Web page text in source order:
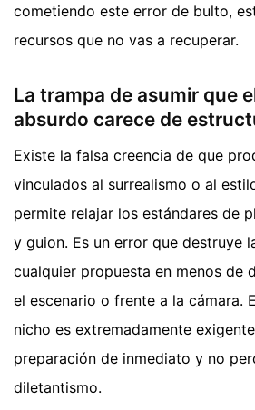
cometiendo este error de bulto,
recursos que no vas a recuperar.
La trampa de asumir que
absurdo carece de
Existe la falsa creencia de que
vinculados al surrealismo o al
permite relajar los estándares de
y guion. Es un error que destruye
cualquier propuesta en menos de
el escenario o frente a la cámara.
nicho es extremadamente
preparación de inmediato y no
diletantismo.